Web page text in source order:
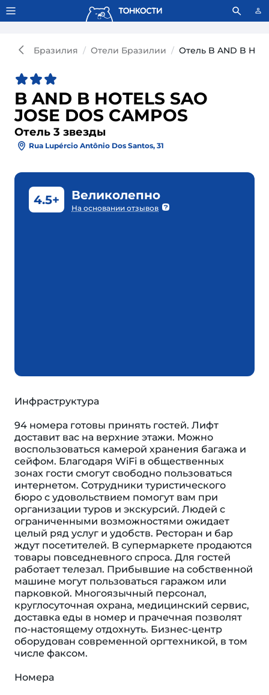
Тонкости используют сookie-файлы. Что это значит?
Бразилия Отели Бразилии Отель B AND B
B AND B HOTELS SAO
JOSE DOS CAMPOS
Отель 3 звезды
Rua Lupércio Antônio Dos Santos, 31
4.5+ Великолепно
На основании отзывов
Инфраструктура
94 номера готовы принять гостей. Лифт
доставит вас на верхние этажи. Можно
воспользоваться камерой хранения багажа и
сейфом. Благодаря WiFi в общественных
зонах гости смогут свободно пользоваться
интернетом. Сотрудники туристического
бюро с удовольствием помогут вам при
организации туров и экскурсий. Людей с
ограниченными возможностями ожидает
целый ряд услуг и удобств. Ресторан и бар
ждут посетителей. В супермаркете продаются
товары повседневного спроса. Для гостей
работает телезал. Прибывшие на собственной
машине могут пользоваться гаражом или
парковкой. Многоязычный персонал,
круглосуточная охрана, медицинский сервис,
доставка еды в номер и прачечная позволят
по-настоящему отдохнуть. Бизнес-центр
оборудован современной оргтехникой, в том
числе факсом.
Номера